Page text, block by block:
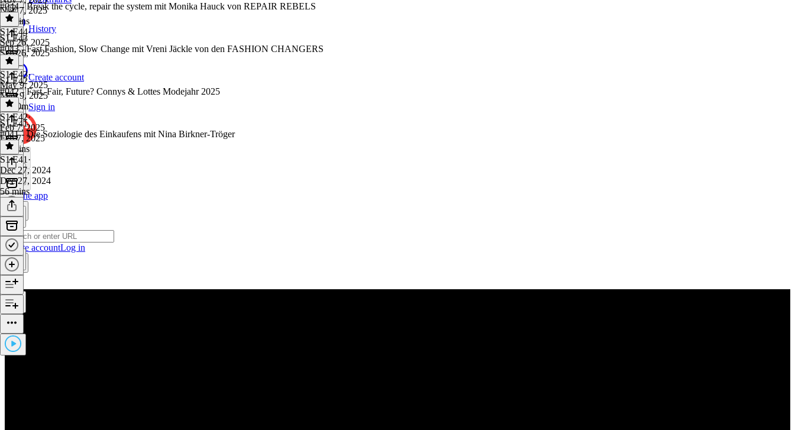
History
Create account
Sign in
Get the app
Create accountLog in
Nov 7, 2025
53 mins
#044 - Break the cycle, repair the system mit Monika Hauck von REPAIR REBELS
S1 E44·
Sep 26, 2025
Sep 26, 2025
1 hr
S1 E43
#043 - Fast Fashion, Slow Change mit Vreni Jäckle von den FASHION CHANGERS
S1 E43·
May 9, 2025
May 9, 2025
1h 10m
S1 E42
#042 - Fast, Fair, Future? Connys & Lottes Modejahr 2025
S1 E42·
Feb 7, 2025
Feb 7, 2025
31 mins
S1 E41
#041 - Die Soziologie des Einkaufens mit Nina Birkner-Tröger
S1 E41 ·
Dec 27, 2024
Dec 27, 2024
56 mins